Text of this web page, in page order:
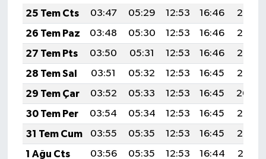
25 Tem Cts
03:47 05:29 12:53 16:46
20:07
26 Tem Paz
03:48 05:30 12:53 16:46
20:07
27 Tem Pts
03:50 05:31 12:53 16:46
20:06
28 Tem Sal
03:51 05:32 12:53 16:45
20:05
29 Tem Çar
03:52 05:33 12:53 16:45
20:04
30 Tem Per
03:54 05:34 12:53 16:45
20:03
31 Tem Cum
03:55 05:35 12:53 16:45
20:02
1 Ağu Cts
03:56 05:35 12:53 16:44
20:01